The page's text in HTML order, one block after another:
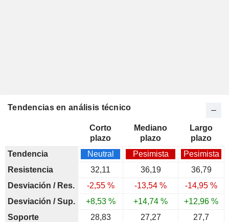
Tendencias en análisis técnico
Corto
plazo
Mediano
plazo
Largo
plazo
Tendencia
Neutral Pesimista
Pesimista
Resistencia
32,11 36,19
36,79
Desviación / Res.
-2,55 % -13,54 %
-14,95 %
Desviación / Sup.
+8,53 % +14,74 %
+12,96 %
Soporte
28,83 27,27 27,7